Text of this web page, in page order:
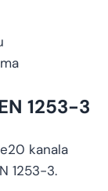
1253-3
kanala
1253-3.